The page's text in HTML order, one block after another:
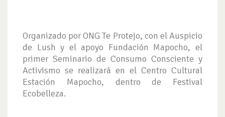
Organizado por ONG Te Protejo, con el Auspicio
de Lush y el apoyo Fundación Mapocho, el
primer Seminario de Consumo Consciente y
Activismo se realizará en el Centro Cultural
Estación Mapocho, dentro de Festival
Ecobelleza.